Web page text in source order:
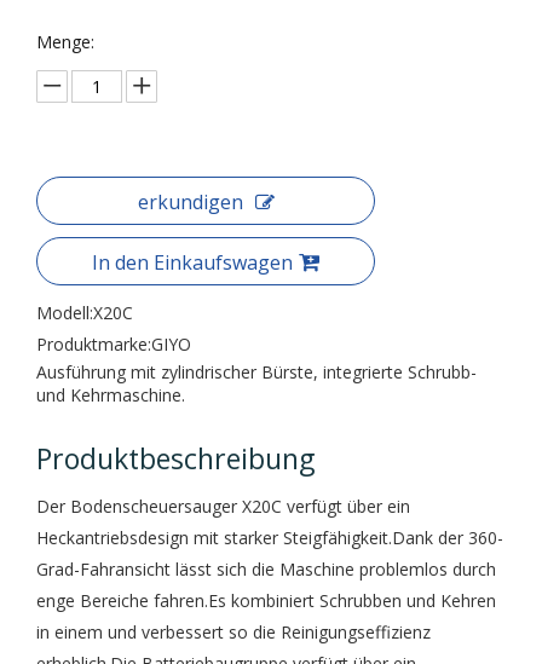
Menge:
erkundigen
In den Einkaufswagen
Modell:X20C
Produktmarke:GIYO
Ausführung mit zylindrischer Bürste, integrierte Schrubb-
und Kehrmaschine.
Produktbeschreibung
Der Bodenscheuersauger X20C verfügt über ein
Heckantriebsdesign mit starker Steigfähigkeit.Dank der 360-
Grad-Fahransicht lässt sich die Maschine problemlos durch
enge Bereiche fahren.Es kombiniert Schrubben und Kehren
in einem und verbessert so die Reinigungseffizienz